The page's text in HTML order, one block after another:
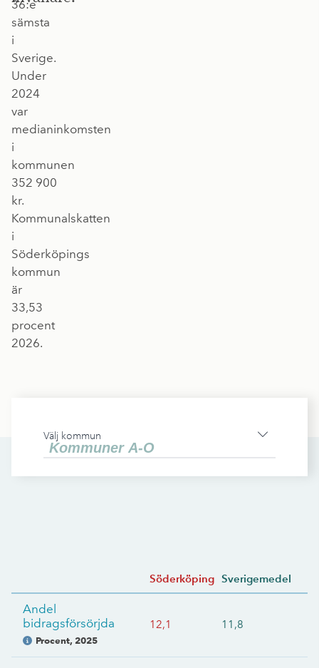
36:e
sämsta
i
Sverige.
Under
2024
var
medianinkomsten
i
kommunen
352 900
kr.
Kommunalskatten
i
Söderköpings
kommun
är
33,53
procent
2026.
Välj kommun
Söderköping Sverigemedel
Andel
bidragsförsörjda
Procent, 2025
12,1 11,8